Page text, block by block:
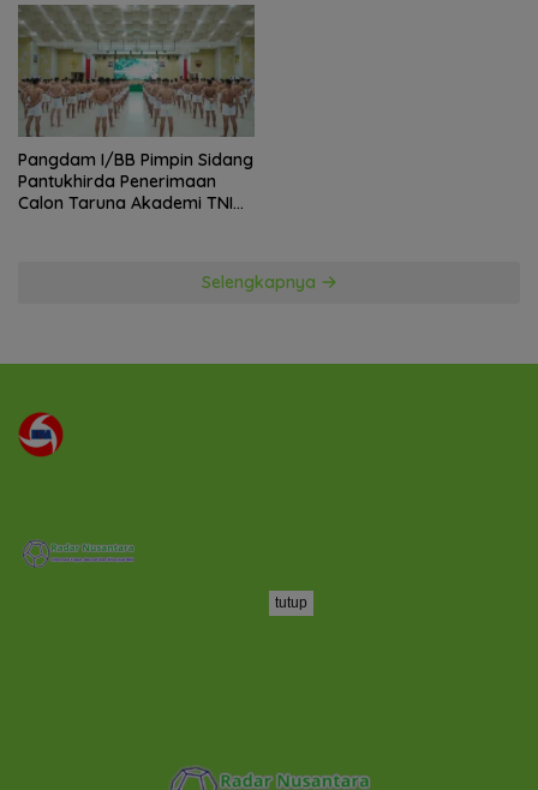
Pangdam I/BB Pimpin Sidang
Pantukhirda Penerimaan
Calon Taruna Akademi TNI
Selengkapnya
tutup